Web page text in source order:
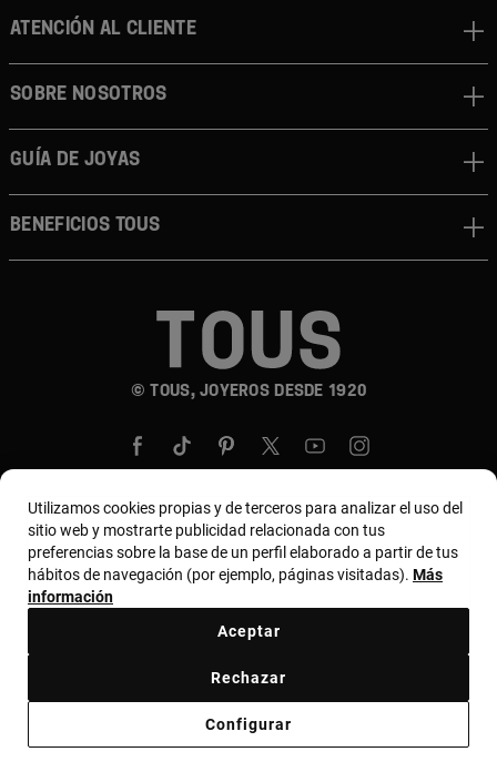
© TOUS, JOYEROS DESDE 1920
ATENCIÓN AL CLIENTE
SOBRE NOSOTROS
GUÍA DE JOYAS
BENEFICIOS TOUS
País y moneda:United States Of America / US
Dollar
Código ético de proveedores Bases MYTOUS
Utilizamos cookies propias y de terceros para analizar el uso del
sitio web y mostrarte publicidad relacionada con tus
preferencias sobre la base de un perfil elaborado a partir de tus
hábitos de navegación (por ejemplo, páginas visitadas). Más
información
Configurar
Rechazar
Aceptar